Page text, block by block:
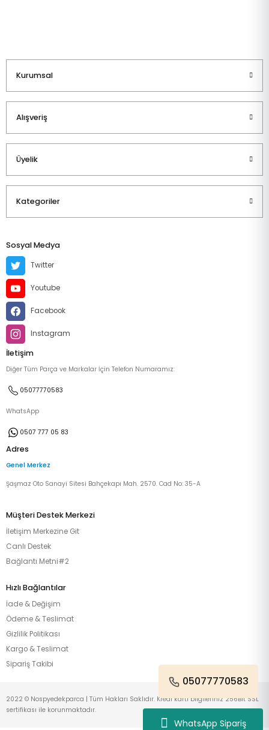
WhatsApp Sipariş
Kurumsal
Alışveriş
Üyelik
Kategoriler
Sosyal Medya
Twitter
Youtube
Facebook
Instagram
İletişim
Diğer Tüm Parça ve Markalar İçin Telefon Numaramız:
05077770583
WhatsApp
0507 777 05 83
Adres
Genel Merkez
Şaşmaz Oto Sanayi Sitesi Bahçekapı Mah. 2570. Cad No: 35-A
Müşteri Destek Merkezi
İletişim Merkezine Git
Canlı Destek
Bağlantı Metni#2
Hızlı Bağlantılar
İade & Değişim
Ödeme & Teslimat
Gizlilik Politikası
Kargo & Teslimat
Sipariş Takibi
05077770583
2022 © Nospyedekparca | Tüm Hakları Saklıdır. Kredi kartı bilgileriniz 256Bit SSL
sertifikası ile korunmaktadır.